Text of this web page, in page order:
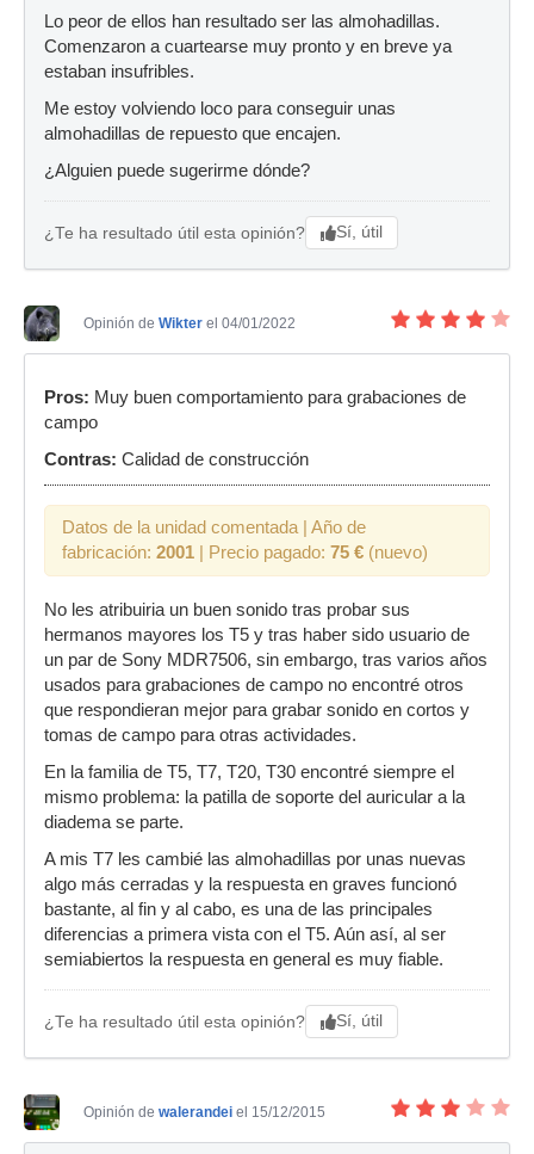
Lo peor de ellos han resultado ser las almohadillas.
Comenzaron a cuartearse muy pronto y en breve ya
estaban insufribles.
Me estoy volviendo loco para conseguir unas
almohadillas de repuesto que encajen.
¿Alguien puede sugerirme dónde?
¿Te ha resultado útil esta opinión? Sí, útil
Opinión de Wikter el 04/01/2022
Pros: Muy buen comportamiento para grabaciones de
campo
Contras: Calidad de construcción
Datos de la unidad comentada | Año de
fabricación: 2001 | Precio pagado: 75 € (nuevo)
No les atribuiria un buen sonido tras probar sus
hermanos mayores los T5 y tras haber sido usuario de
un par de Sony MDR7506, sin embargo, tras varios años
usados para grabaciones de campo no encontré otros
que respondieran mejor para grabar sonido en cortos y
tomas de campo para otras actividades.
En la familia de T5, T7, T20, T30 encontré siempre el
mismo problema: la patilla de soporte del auricular a la
diadema se parte.
A mis T7 les cambié las almohadillas por unas nuevas
algo más cerradas y la respuesta en graves funcionó
bastante, al fin y al cabo, es una de las principales
diferencias a primera vista con el T5. Aún así, al ser
semiabiertos la respuesta en general es muy fiable.
¿Te ha resultado útil esta opinión? Sí, útil
Opinión de walerandei el 15/12/2015